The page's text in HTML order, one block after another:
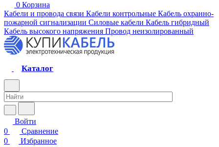
0 Корзина
Кабели и провода связи Кабели контрольные Кабель охранно-
пожарной сигнализации Силовые кабели Кабель гибридный
Кабель высокого напряжения Провод неизолированный
Каталог
Войти
0
Сравнение
0
Избранное